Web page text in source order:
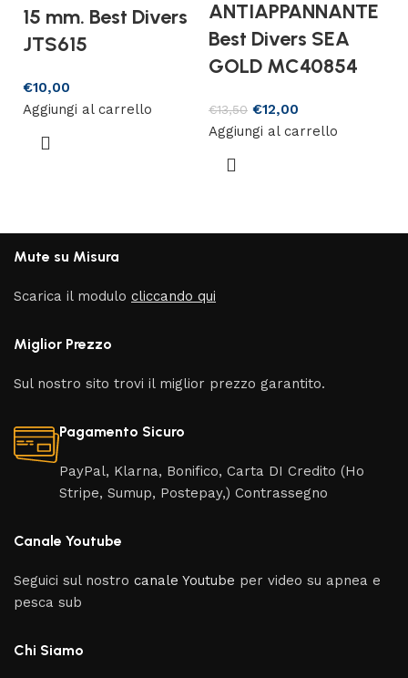
15 mm. Best Divers
JTS615
€10,00
Aggiungi al carrello
ANTIAPPANNANTE
Best Divers SEA
GOLD MC40854
€13,50 €12,00
Aggiungi al carrello
Mute su Misura
Scarica il modulocliccando qui
Miglior Prezzo
Sul nostro sito trovi il miglior prezzo garantito.
Pagamento Sicuro
PayPal, Klarna, Bonifico, Carta DI Credito (Ho
Stripe, Sumup, Postepay,) Contrassegno
Canale Youtube
Seguici sul nostrocanale Youtube per video su apnea e
pesca sub
Chi Siamo